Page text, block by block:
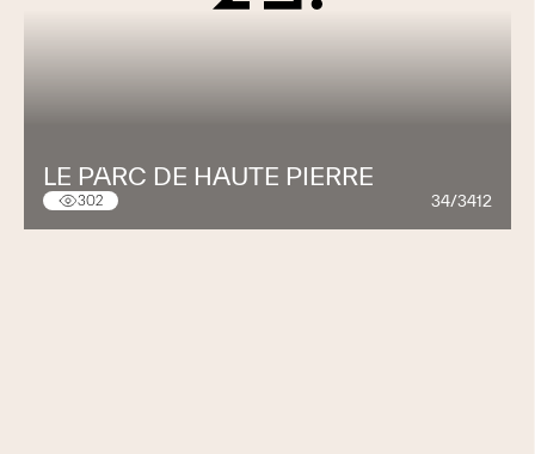
LE PARC DE HAUTE PIERRE
302 34/3412